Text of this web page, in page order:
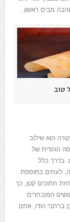
מביס ראשון.
טוב
הוא שילוב
ההודית של
בדרך כלל
לעתים בתוספת
חתוכים קטן, כך
המובחרים
ברחבי הודו, אתם